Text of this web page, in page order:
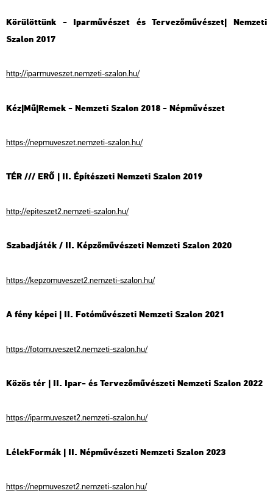
Körülöttünk - Iparművészet és Tervezőművészet| Nemzeti
Szalon 2017
http://iparmuveszet.nemzeti-szalon.hu/
Kéz|Mű|Remek - Nemzeti Szalon 2018 - Népművészet
https://nepmuveszet.nemzeti-szalon.hu/
TÉR /// ERŐ | II. Építészeti Nemzeti Szalon 2019
http://epiteszet2.nemzeti-szalon.hu/
Szabadjáték / II. Képzőművészeti Nemzeti Szalon 2020
https://kepzomuveszet2.nemzeti-szalon.hu/
A fény képei | II. Fotóművészeti Nemzeti Szalon 2021
https://fotomuveszet2.nemzeti-szalon.hu/
Közös tér | II. Ipar- és Tervezőművészeti Nemzeti Szalon 2022
https://iparmuveszet2.nemzeti-szalon.hu/
LélekFormák | II. Népművészeti Nemzeti Szalon 2023
https://nepmuveszet2.nemzeti-szalon.hu/